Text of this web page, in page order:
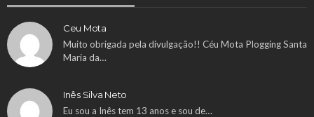
Ceu Mota
Muito obrigada pela divulgação!! Céu Mota Plogging Santa
Maria da…
Inês Silva Neto
Eu sou a Inês tem 13 anos e sou de…